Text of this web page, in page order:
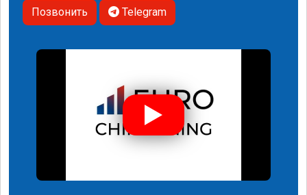
Позвонить Telegram